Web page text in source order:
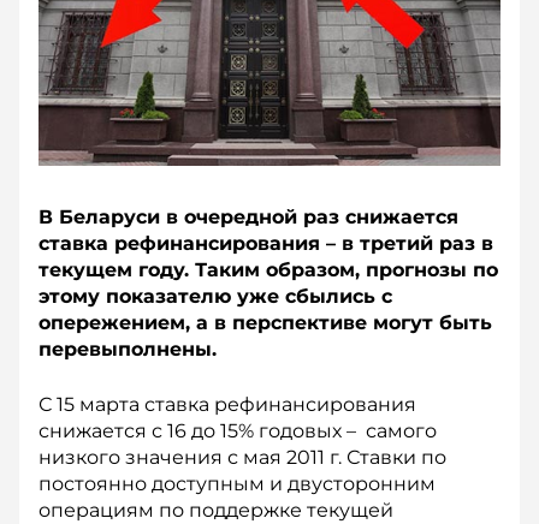
В Беларуси в очередной раз снижается
ставка рефинансирования – в третий раз в
текущем году. Таким образом, прогнозы по
этому показателю уже сбылись с
опережением, а в перспективе могут быть
перевыполнены.
С 15 марта ставка рефинансирования
снижается с 16 до 15% годовых – самого
низкого значения с мая 2011 г. Ставки по
постоянно доступным и двусторонним
операциям по поддержке текущей